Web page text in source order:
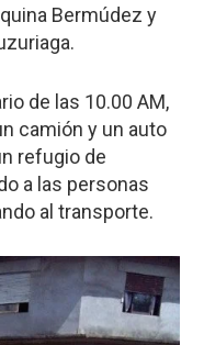
Bermúdez y
de las 10.00 AM,
camión y un auto
refugio de
a las personas
al transporte.